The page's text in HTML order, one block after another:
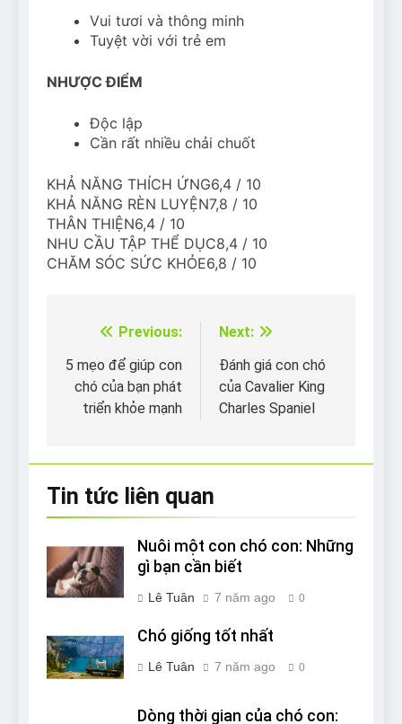
Vui tươi và thông minh
Tuyệt vời với trẻ em
NHƯỢC ĐIỂM
Độc lập
Cần rất nhiều chải chuốt
KHẢ NĂNG THÍCH ỨNG6,4 / 10
KHẢ NĂNG RÈN LUYỆN7,8 / 10
THÂN THIỆN6,4 / 10
NHU CẦU TẬP THỂ DỤC8,4 / 10
CHĂM SÓC SỨC KHỎE6,8 / 10
Điều
hướng
bài
Previous:
5 mẹo để giúp con
chó của bạn phát
triển khỏe mạnh
Next:
Đánh giá con chó
của Cavalier King
Charles Spaniel
Tin tức liên quan
Nuôi một con chó con: Những
gì bạn cần biết
Lê Tuân 7 năm ago 0
Chó giống tốt nhất
Lê Tuân 7 năm ago 0
Dòng thời gian của chó con: